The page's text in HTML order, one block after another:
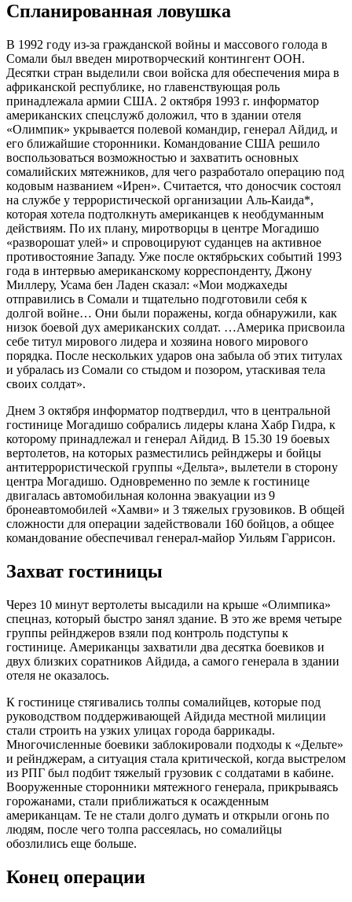
Спланированная ловушка
В 1992 году из-за гражданской войны и массового голода в
Сомали был введен миротворческий контингент ООН.
Десятки стран выделили свои войска для обеспечения мира в
африканской республике, но главенствующая роль
принадлежала армии США. 2 октября 1993 г. информатор
американских спецслужб доложил, что в здании отеля
«Олимпик» укрывается полевой командир, генерал Айдид, и
его ближайшие сторонники. Командование США решило
воспользоваться возможностью и захватить основных
сомалийских мятежников, для чего разработало операцию под
кодовым названием «Ирен». Считается, что доносчик состоял
на службе у террористической организации Аль-Каида*,
которая хотела подтолкнуть американцев к необдуманным
действиям. По их плану, миротворцы в центре Могадишо
«разворошат улей» и спровоцируют суданцев на активное
противостояние Западу. Уже после октябрьских событий 1993
года в интервью американскому корреспонденту, Джону
Миллеру, Усама бен Ладен сказал: «Мои моджахеды
отправились в Сомали и тщательно подготовили себя к
долгой войне… Они были поражены, когда обнаружили, как
низок боевой дух американских солдат. …Америка присвоила
себе титул мирового лидера и хозяина нового мирового
порядка. После нескольких ударов она забыла об этих титулах
и убралась из Сомали со стыдом и позором, утаскивая тела
своих солдат».
Днем 3 октября информатор подтвердил, что в центральной
гостинице Могадишо собрались лидеры клана Хабр Гидра, к
которому принадлежал и генерал Айдид. В 15.30 19 боевых
вертолетов, на которых разместились рейнджеры и бойцы
антитеррористической группы «Дельта», вылетели в сторону
центра Могадишо. Одновременно по земле к гостинице
двигалась автомобильная колонна эвакуации из 9
бронеавтомобилей «Хамви» и 3 тяжелых грузовиков. В общей
сложности для операции задействовали 160 бойцов, а общее
командование обеспечивал генерал-майор Уильям Гаррисон.
Захват гостиницы
Через 10 минут вертолеты высадили на крыше «Олимпика»
спецназ, который быстро занял здание. В это же время четыре
группы рейнджеров взяли под контроль подступы к
гостинице. Американцы захватили два десятка боевиков и
двух близких соратников Айдида, а самого генерала в здании
отеля не оказалось.
К гостинице стягивались толпы сомалийцев, которые под
руководством поддерживающей Айдида местной милиции
стали строить на узких улицах города баррикады.
Многочисленные боевики заблокировали подходы к «Дельте»
и рейнджерам, а ситуация стала критической, когда выстрелом
из РПГ был подбит тяжелый грузовик с солдатами в кабине.
Вооруженные сторонники мятежного генерала, прикрываясь
горожанами, стали приближаться к осажденным
американцам. Те не стали долго думать и открыли огонь по
людям, после чего толпа рассеялась, но сомалийцы
обозлились еще больше.
Конец операции